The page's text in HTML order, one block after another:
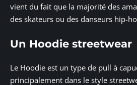
vient du fait que la majorité des
des skateurs ou des danseurs hip-
Un Hoodie streetwear
Le Hoodie est un type de pull à
principalement dans le style